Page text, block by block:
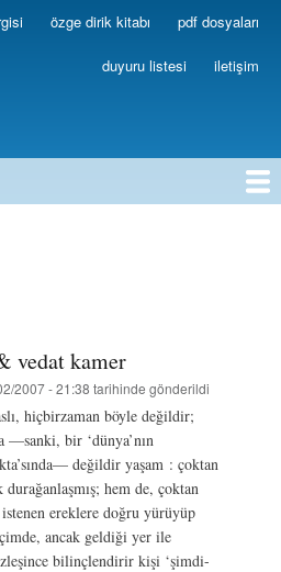
Ana
içeriğe
özge dirik kitabı pdf dosyaları
duyuru listesi iletişim
vedat kamer
2007 - 21:38 tarihinde gönderildi
hiçbirzaman böyle değildir;
—sanki, bir ‘dünya’nın
değildir yaşam : çoktan
durağanlaşmış; hem de, çoktan
ereklere doğru yürüyüp
ancak geldiği yer ile
bilinçlendirir kişi ‘şimdi-